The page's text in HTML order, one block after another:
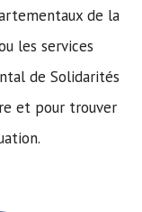
de la
les services
de Solidarités
et pour trouver